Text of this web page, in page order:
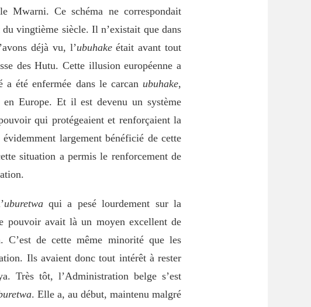
Mwarni. Ce schéma ne correspondait
vingtième siècle. Il n’existait que dans
déjà vu, l’ubuhakeétait avant tout
des Hutu. Cette illusion européenne a
a été enfermée dans le carcan ubuhake,
en Europe. Et il est devenu un système
qui protégeaient et renforçaient la
largement bénéficié de cette
situation a permis le renforcement de
uburetwaqui a pesé lourdement sur la
avait là un moyen excellent de
C’est de cette même minorité que les
Ils avaient donc tout intérêt à rester
Très tôt, l’Administration belge s’est
. Elle a, au début, maintenu malgré